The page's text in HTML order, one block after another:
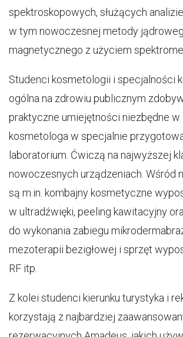
spektroskopowych, służących
w tym nowoczesnej metody
magnetycznego z użyciem
Studenci kosmetologii i specjalności
ogólna na zdrowiu publicznym
praktyczne umiejętności niezbędne
kosmetologa w specjalnie
laboratorium. Ćwiczą na najwyższej
nowoczesnych urządzeniach. Wśród
są m.in. kombajny kosmetyczne
w ultradźwięki, peeling kawitacyjny
do wykonania zabiegu
mezoterapii bezigłowej i sprzęt
RF itp.
Z kolei studenci kierunku turystyka i
korzystają z najbardziej